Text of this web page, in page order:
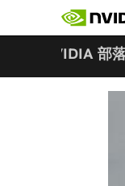
NVIDIA 部